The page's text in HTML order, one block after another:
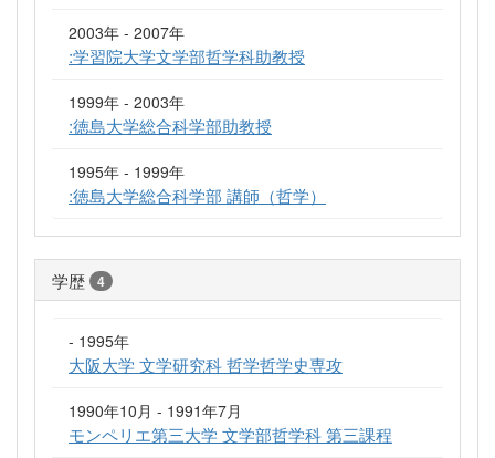
2003年 - 2007年
:学習院大学文学部哲学科助教授
1999年 - 2003年
:徳島大学総合科学部助教授
1995年 - 1999年
:徳島大学総合科学部 講師（哲学）
学歴 4
- 1995年
大阪大学 文学研究科 哲学哲学史専攻
1990年10月 - 1991年7月
モンペリエ第三大学 文学部哲学科 第三課程